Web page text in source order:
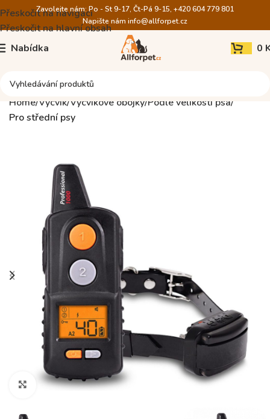
Přeskočit na navigaci
Přeskočit na hlavní obsah
Zavolejte nám: Po - St 9-17, Čt-Pá 9-15, +420 604 779 801
Napište nám info@allforpet.cz
Nabídka 0
Home Výcvik Výcvikové obojky Podle velikosti psa
Pro střední psy
Klikněte pro zvětšení